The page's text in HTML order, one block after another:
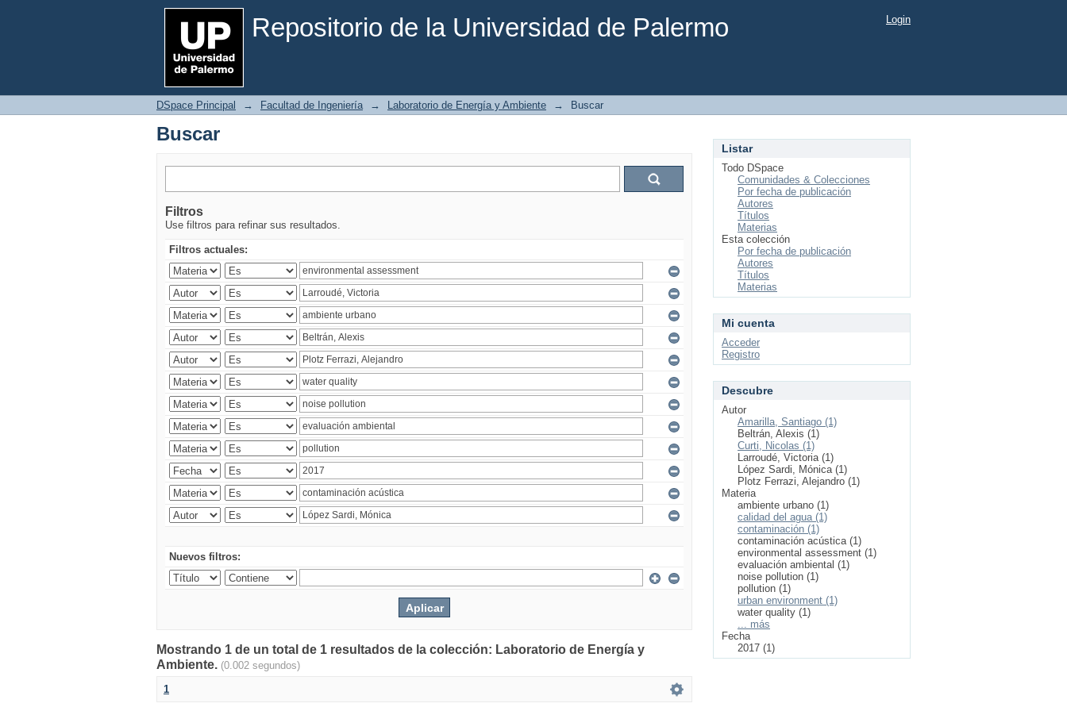
Repositorio de la Universidad de Palermo
Buscar Login
DSpace Principal → Facultad de Ingeniería → Laboratorio de Energía y Ambiente → Buscar
Buscar
Filtros
Use filtros para refinar sus resultados.
Filtros actuales:
Nuevos filtros:
Mostrando 1 de un total de 1 resultados de la colección: Laboratorio de Energía y
Ambiente. (0.002 segundos)
1
Listar
Todo DSpace
Comunidades & Colecciones
Por fecha de publicación
Autores
Títulos
Materias
Esta colección
Por fecha de publicación
Autores
Títulos
Materias
Mi cuenta
Acceder
Registro
Descubre
Autor
Amarilla, Santiago (1)
Beltrán, Alexis (1)
Curti, Nicolas (1)
Larroudé, Victoria (1)
López Sardi, Mónica (1)
Plotz Ferrazi, Alejandro (1)
Materia
ambiente urbano (1)
calidad del agua (1)
contaminación (1)
contaminación acústica (1)
environmental assessment (1)
evaluación ambiental (1)
noise pollution (1)
pollution (1)
urban environment (1)
water quality (1)
... más
Fecha
2017 (1)